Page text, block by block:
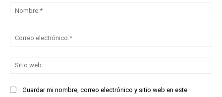
Guardar mi nombre, correo electrónico y sitio web en este